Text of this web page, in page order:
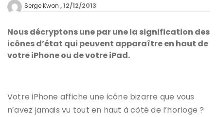
Serge Kwon 12/12/2013
Nous décryptons une par une la signification des
icônes d’état qui peuvent apparaître en haut de
votre iPhone ou de votre iPad.
Votre iPhone affiche une icône bizarre que vous
n’avez jamais vu tout en haut à côté de l’horloge ?